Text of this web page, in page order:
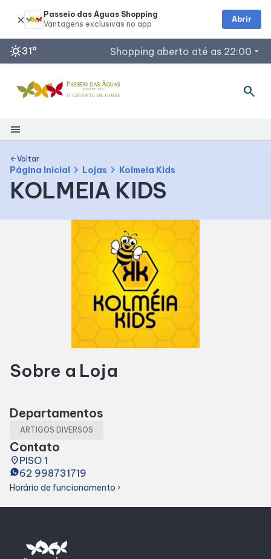
sunny31° Shopping aberto até as 22:00 arrow_drop_down
Horários de Funcionamento
Lojas
Acessar todos os horários
search
menu
Shopping
Mapa Interno
Como Chegar
Cinema
Fique Por Dentro
Lojas e Restaurantes
Alimentação
arrow_backVoltar
Página Inicial chevron_right Lojas chevron_right Kolmeia Kids
KOLMEIA KIDS
Sobre a Loja
Departamentos
ARTIGOS DIVERSOS
Contato
placePISO 1
62 998731719
Horário de funcionamento chevron_right
Passeio das Águas Shopping
Abrir